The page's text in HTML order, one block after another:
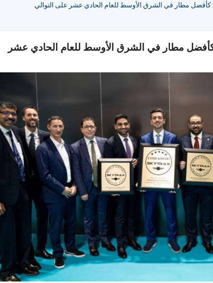
مطار في الشرق الأوسط للعام الحادي عشر على التوالي
مطار في الشرق الأوسط للعام الحادي عشر